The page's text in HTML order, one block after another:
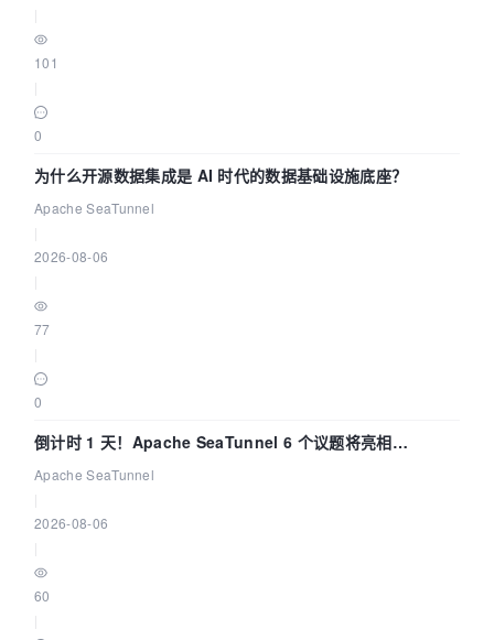
101
0
为什么开源数据集成是 AI 时代的数据基础设施底座？
Apache SeaTunnel
2026-08-06
77
0
倒计时 1 天！Apache SeaTunnel 6 个议题将亮相
Community Over Code Asia 2026
Apache SeaTunnel
2026-08-06
60